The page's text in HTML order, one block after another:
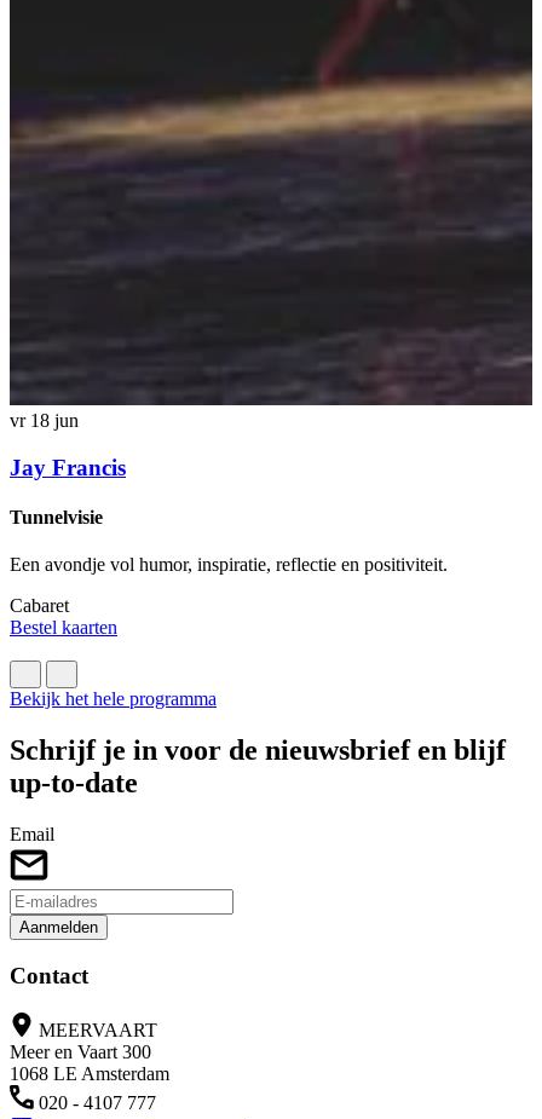
vr 18 jun
Jay Francis
Tunnelvisie
Een avondje vol humor, inspiratie, reflectie en positiviteit.
Cabaret
Bestel kaarten
Bekijk het hele programma
Schrijf je in voor de nieuwsbrief en blijf
up-to-date
Email
Aanmelden
Contact
MEERVAART
Meer en Vaart 300
1068 LE Amsterdam
020 - 4107 777